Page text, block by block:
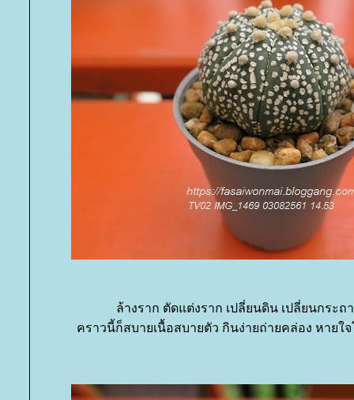
ล้างราก ตัดแต่งราก เปลี่ยนดิน เปลี่ยนกระถ
คราวนี้ก็สบายเนื้อสบายตัว กินง่ายถ่ายคล่อง หายใ